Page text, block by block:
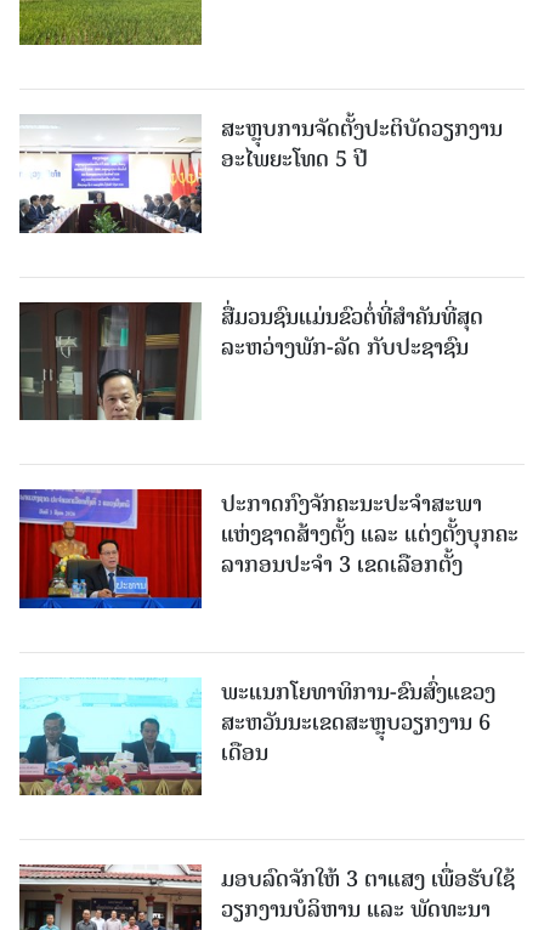
ສະຫຼຸບການຈັດຕັ້ງປະຕິບັດວຽກງານ
ອະໄພຍະໂທດ 5 ປີ
ສື່ມວນຊົນແມ່ນຂົວຕໍ່ທີ່ສໍາຄັນທີ່ສຸດ
ລະຫວ່າງພັກ-ລັດ ກັບປະຊາຊົນ
ປະກາດກົງຈັກຄະນະປະຈໍາສະພາ
ແຫ່ງຊາດສ້າງຕັ້ງ ແລະ ແຕ່ງຕັ້ງບຸກຄະ
ລາກອນປະຈໍາ 3 ເຂດເລືອກຕັ້ງ
ພະແນກໂຍທາທິການ-ຂົນສົ່ງແຂວງ
ສະຫວັນນະເຂດສະຫຼຸບວຽກງານ 6
ເດືອນ
ມອບລົດຈັກໃຫ້ 3 ຕາແສງ ເພື່ອຮັບໃຊ້
ວຽກງານບໍລິຫານ ແລະ ພັດທະນາ